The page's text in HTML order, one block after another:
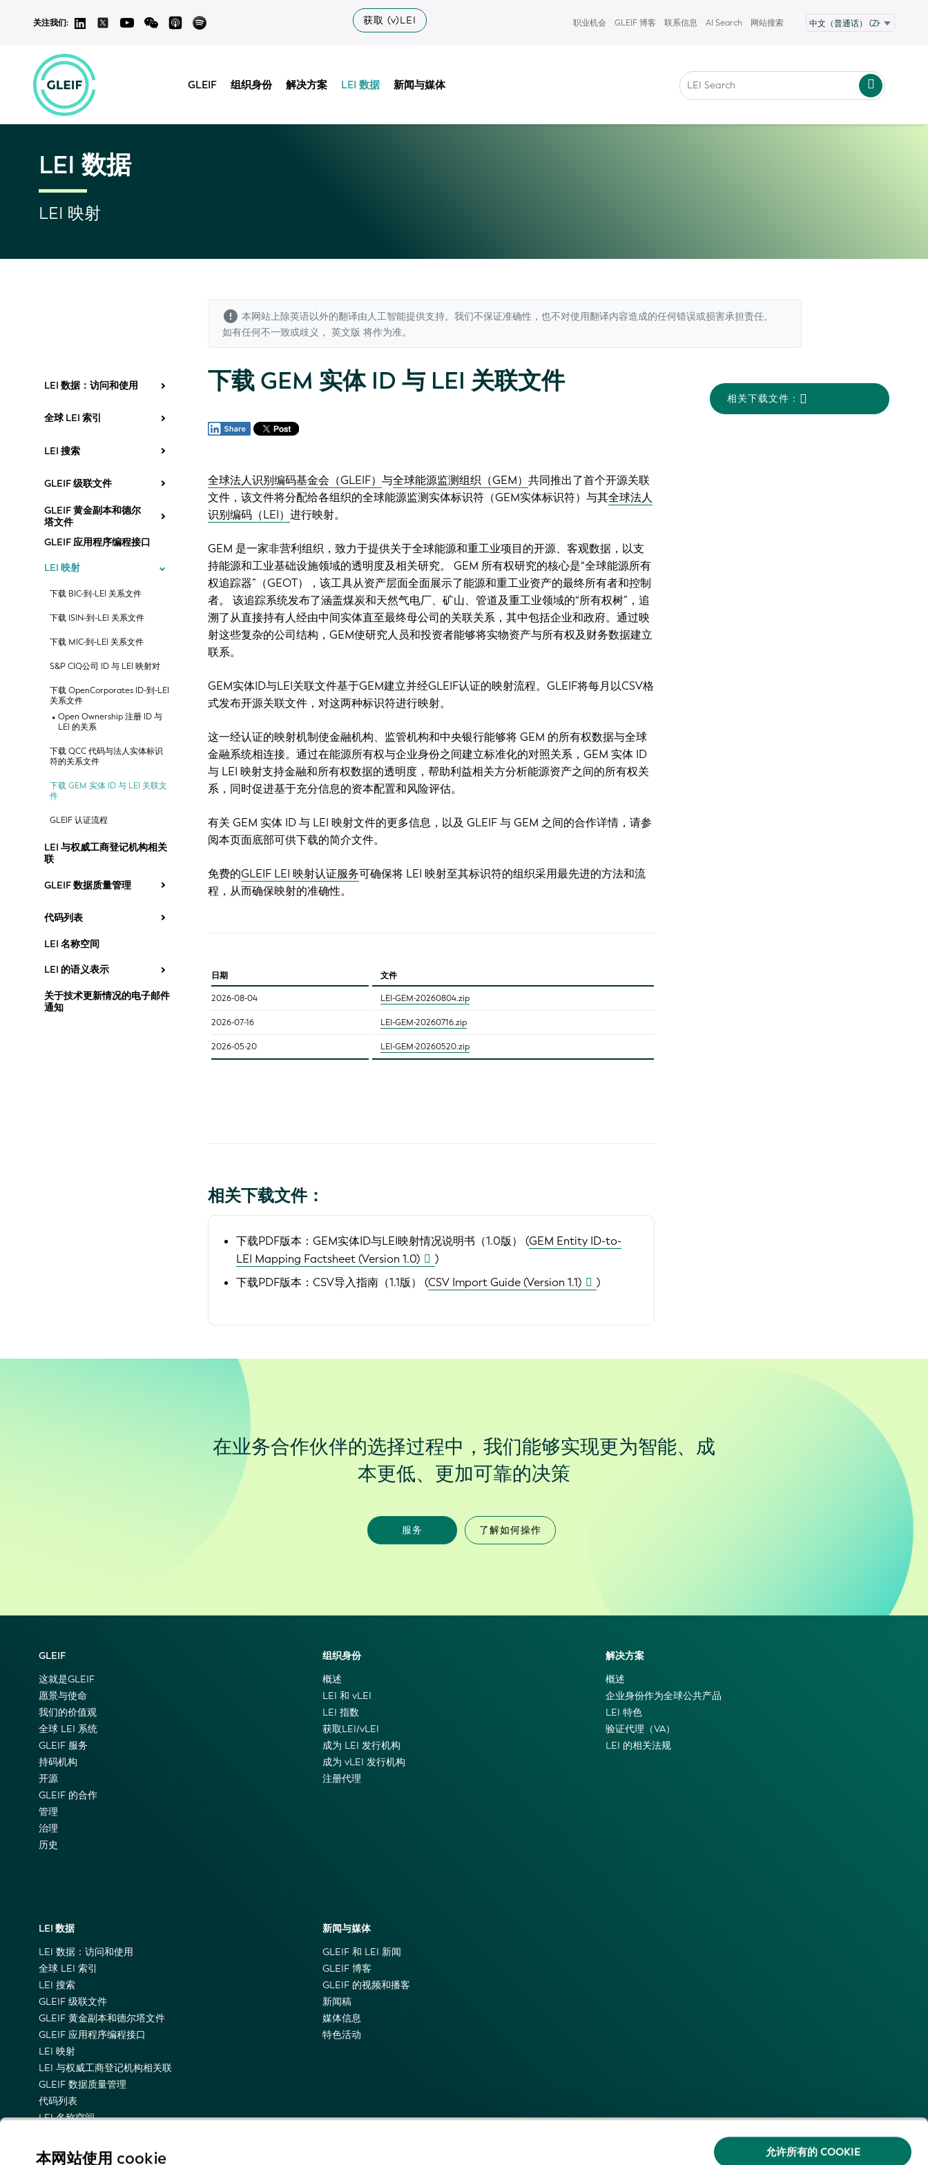
本网站使用 cookie 允许所有的 COOKIE
关注我们: 获取 (v)LEI 职业机会 GLEIF 博客 联系信息 AI Search 网站搜索
GLEIF 组织身份 解决方案 LEI 数据 新闻与媒体
LEI 数据
LEI 映射
本网站上除英语以外的翻译由人工智能提供支持。我们不保证准确性，也不对使用翻译内容造成的任何错误或损害承担责任。
如有任何不一致或歧义，英文版 将作为准。
LEI 数据：访问和使用
全球 LEI 索引
LEI 搜索
GLEIF 级联文件
GLEIF 黄金副本和德尔
塔文件
GLEIF 应用程序编程接口
LEI 映射
下载 BIC-到-LEI 关系文件
下载 ISIN-到-LEI 关系文件
下载 MIC-到-LEI 关系文件
S&P CIQ公司 ID 与 LEI 映射对
下载 OpenCorporates ID-到-LEI
关系文件
Open Ownership 注册 ID 与
LEI 的关系
下载 QCC 代码与法人实体标识
符的关系文件
下载 GEM 实体 ID 与 LEI 关联文
件
GLEIF 认证流程
LEI 与权威工商登记机构相关
联
GLEIF 数据质量管理
代码列表
LEI 名称空间
LEI 的语义表示
关于技术更新情况的电子邮件
通知
下载 GEM 实体 ID 与 LEI 关联文件
全球法人识别编码基金会（GLEIF）与全球能源监测组织（GEM）共同推出了首个开源关联
文件，该文件将分配给各组织的全球能源监测实体标识符（GEM实体标识符）与其全球法人
识别编码（LEI）进行映射。
GEM 是一家非营利组织，致力于提供关于全球能源和重工业项目的开源、客观数据，以支
持能源和工业基础设施领域的透明度及相关研究。 GEM 所有权研究的核心是“全球能源所有
权追踪器”（GEOT），该工具从资产层面全面展示了能源和重工业资产的最终所有者和控制
者。 该追踪系统发布了涵盖煤炭和天然气电厂、矿山、管道及重工业领域的“所有权树”，追
溯了从直接持有人经由中间实体直至最终母公司的关联关系，其中包括企业和政府。通过映
射这些复杂的公司结构，GEM使研究人员和投资者能够将实物资产与所有权及财务数据建立
联系。
GEM实体ID与LEI关联文件基于GEM建立并经GLEIF认证的映射流程。GLEIF将每月以CSV格
式发布开源关联文件，对这两种标识符进行映射。
这一经认证的映射机制使金融机构、监管机构和中央银行能够将 GEM 的所有权数据与全球
金融系统相连接。通过在能源所有权与企业身份之间建立标准化的对照关系，GEM 实体 ID
与 LEI 映射支持金融和所有权数据的透明度，帮助利益相关方分析能源资产之间的所有权关
系，同时促进基于充分信息的资本配置和风险评估。
有关 GEM 实体 ID 与 LEI 映射文件的更多信息，以及 GLEIF 与 GEM 之间的合作详情，请参
阅本页面底部可供下载的简介文件。
免费的GLEIF LEI 映射认证服务可确保将 LEI 映射至其标识符的组织采用最先进的方法和流
程，从而确保映射的准确性。
日期 文件
2026-08-04 LEI-GEM-20260804.zip
2026-07-16 LEI-GEM-20260716.zip
2026-05-20 LEI-GEM-20260520.zip
相关下载文件：
下载PDF版本：GEM实体ID与LEI映射情况说明书（1.0版） (GEM Entity ID-to-
LEI Mapping Factsheet (Version 1.0)
)
下载PDF版本：CSV导入指南（1.1版） (CSV Import Guide (Version 1.1) )
相关下载文件：
在业务合作伙伴的选择过程中，我们能够实现更为智能、成
本更低、更加可靠的决策
服务 了解如何操作
GLEIF
这就是GLEIF
愿景与使命
我们的价值观
全球 LEI 系统
GLEIF 服务
持码机构
开源
GLEIF 的合作
管理
治理
历史
组织身份
概述
LEI 和 vLEI
LEI 指数
获取LEI/vLEI
成为 LEI 发行机构
成为 vLEI 发行机构
注册代理
解决方案
概述
企业身份作为全球公共产品
LEI 特色
验证代理（VA）
LEI 的相关法规
LEI 数据
LEI 数据：访问和使用
全球 LEI 索引
LEI 搜索
GLEIF 级联文件
GLEIF 黄金副本和德尔塔文件
GLEIF 应用程序编程接口
LEI 映射
LEI 与权威工商登记机构相关联
GLEIF 数据质量管理
代码列表
LEI 名称空间
关于技术更新情况的电子邮件通知
新闻与媒体
GLEIF 和 LEI 新闻
GLEIF 博客
GLEIF 的视频和播客
新闻稿
媒体信息
特色活动